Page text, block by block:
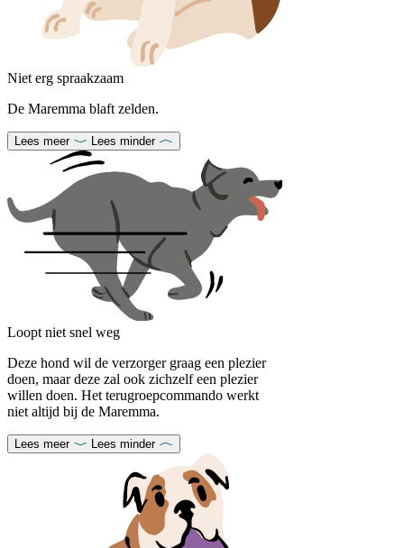
Niet erg spraakzaam
De Maremma blaft zelden.
Lees meer Lees minder
Loopt niet snel weg
Deze hond wil de verzorger graag een plezier
doen, maar deze zal ook zichzelf een plezier
willen doen. Het terugroepcommando werkt
niet altijd bij de Maremma.
Lees meer Lees minder